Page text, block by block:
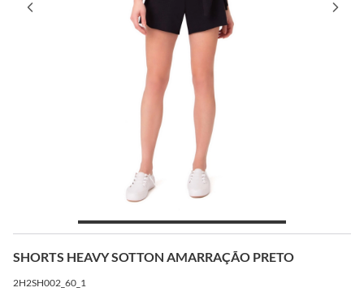
SHORTS HEAVY SOTTON AMARRAÇÃO PRETO
2H2SH002_60_1